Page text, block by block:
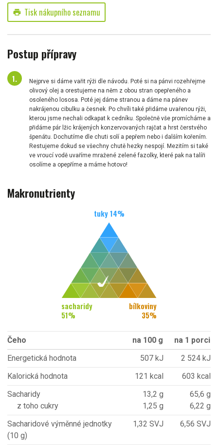
print Tisk nákupního seznamu
Postup přípravy
Nejprve si dáme vařit rýži dle návodu. Poté si na pánvi rozehřejme
olivový olej a orestujeme na něm z obou stran opepřeného a
osoleného lososa. Poté jej dáme stranou a dáme na pánev
nakrájenou cibulku a česnek. Po chvíli také přidáme uvařenou rýži,
kterou jsme nechali odkapat k cedníku. Společně vše promícháme a
přidáme pár lžic krájených konzervovaných rajčat a hrst čerstvého
špenátu. Dochutíme dle chuti solí a pepřem nebo i dalším kořením.
Restujeme dokud se všechny chutě hezky nespojí. Mezitím si také
ve vroucí vodě uvaříme mražené zelené fazolky, které pak na talíři
osolíme a opepříme a máme hotovo!
Makronutrienty
tuky14%
sacharidy
51%
bílkoviny
35%
Čeho na 100 g
na 1 porci
Energetická hodnota
507 kJ
2 524 kJ
Kalorická hodnota
121 kcal
603 kcal
Sacharidy
z toho cukry
13,2 g
1,25 g
65,6 g
6,22 g
Sacharidové výměnné jednotky
(10 g)
1,32 SVJ 6,56 SVJ